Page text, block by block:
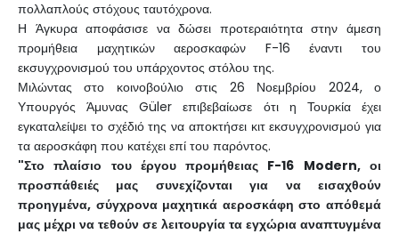
πολλαπλούς στόχους ταυτόχρονα.
Η Άγκυρα αποφάσισε να δώσει προτεραιότητα στην άμεση
προμήθεια μαχητικών αεροσκαφών F-16 έναντι του
εκσυγχρονισμού του υπάρχοντος στόλου της.
Μιλώντας στο κοινοβούλιο στις 26 Νοεμβρίου 2024, ο
Υπουργός Άμυνας Güler επιβεβαίωσε ότι η Τουρκία έχει
εγκαταλείψει το σχέδιό της να αποκτήσει κιτ εκσυγχρονισμού για
τα αεροσκάφη που κατέχει επί του παρόντος.
"Στο πλαίσιο του έργου προμήθειας F-16 Modern, οι
προσπάθειές μας συνεχίζονται για να εισαχθούν
προηγμένα, σύγχρονα μαχητικά αεροσκάφη στο απόθεμά
μας μέχρι να τεθούν σε λειτουργία τα εγχώρια αναπτυγμένα